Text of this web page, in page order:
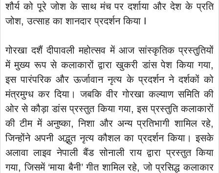
शौर्य को पूरे जोश के साथ मंच पर दर्शाया और देश के प्रति
जोश, उत्साह का शानदार प्रदर्शन किया I
गोरखा दशैं दीपावली महोत्सव में आज सांस्कृतिक प्रस्तुतियों
में मुख्य रूप से कलाकारों द्वारा खुकरी डांस पेश किया गया,
इस पारंपरिक और ऊर्जावान नृत्य के प्रदर्शन ने दर्शकों को
मंत्रमुग्ध कर दिया। जबकि वीर गोरखा कल्याण समिति की
ओर से कौड़ा डांस प्रस्तुत किया गया, इस प्रस्तुति कलाकारों
की टीम में अनुष्का, निशा और अन्य प्रतिभागी शामिल रहे,
जिन्होंने अपनी अद्भुत नृत्य कौशल का प्रदर्शन किया। इसके
अलावा लाइव नेपाली बैंड सोनाली राय द्वारा प्रस्तुत किया
गया, जिसमें ‘माया बैनी’ गीत शामिल रहे, जो प्रसिद्ध कलाकार